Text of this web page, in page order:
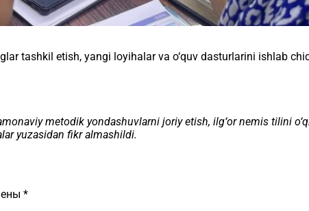
tashkil etish, yangi loyihalar va o‘quv dasturlarini ishlab
metodik yondashuvlarni joriy etish, ilg‘or nemis tilini
yuzasidan fikr almashildi.
*